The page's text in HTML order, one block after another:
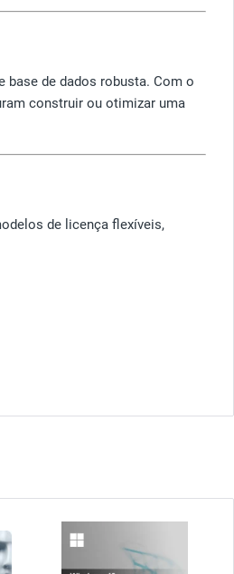
base de dados robusta. Com o
construir ou otimizar uma
de licença flexíveis,